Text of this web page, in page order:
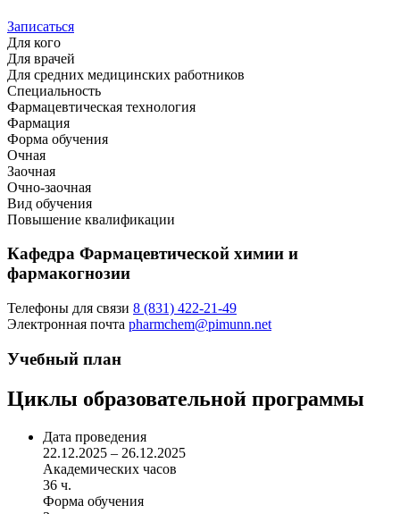
Записаться
Для кого
Для врачей
Для средних медицинских работников
Специальность
Фармацевтическая технология
Фармация
Форма обучения
Очная
Заочная
Очно-заочная
Вид обучения
Повышение квалификации
Кафедра Фармацевтической химии и
фармакогнозии
Телефоны для связи 8 (831) 422-21-49
Электронная почта pharmchem@pimunn.net
Учебный план
Циклы образовательной программы
Дата проведения
22.12.2025 – 26.12.2025
Академических часов
36 ч.
Форма обучения